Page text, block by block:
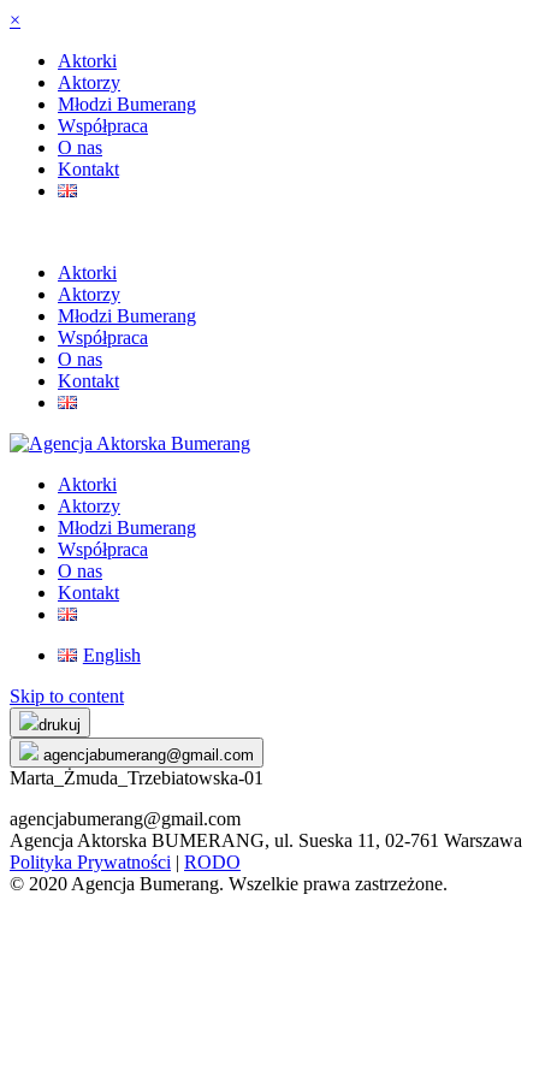
×
Aktorki
Aktorzy
Młodzi Bumerang
Współpraca
O nas
Kontakt
Aktorki
Aktorzy
Młodzi Bumerang
Współpraca
O nas
Kontakt
Aktorki
Aktorzy
Młodzi Bumerang
Współpraca
O nas
Kontakt
English
Skip to content
drukuj
agencjabumerang@gmail.com
Marta_Żmuda_Trzebiatowska-01
agencjabumerang@gmail.com
Agencja Aktorska BUMERANG, ul. Sueska 11, 02-761 Warszawa
Polityka Prywatności | RODO
© 2020 Agencja Bumerang. Wszelkie prawa zastrzeżone.